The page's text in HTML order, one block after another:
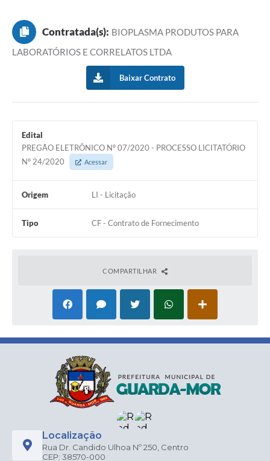
Contratada(s): BIOPLASMA PRODUTOS PARA
LABORATÓRIOS E CORRELATOS LTDA
Baixar Contrato
Edital
PREGÃO ELETRÔNICO Nº 07/2020 - PROCESSO LICITATÓRIO
Nº 24/2020
Acessar
Origem LI - Licitação
Tipo CF - Contrato de Fornecimento
COMPARTILHAR
Localização
Rua Dr. Candido Ulhoa Nº 250, Centro
CEP: 38570-000